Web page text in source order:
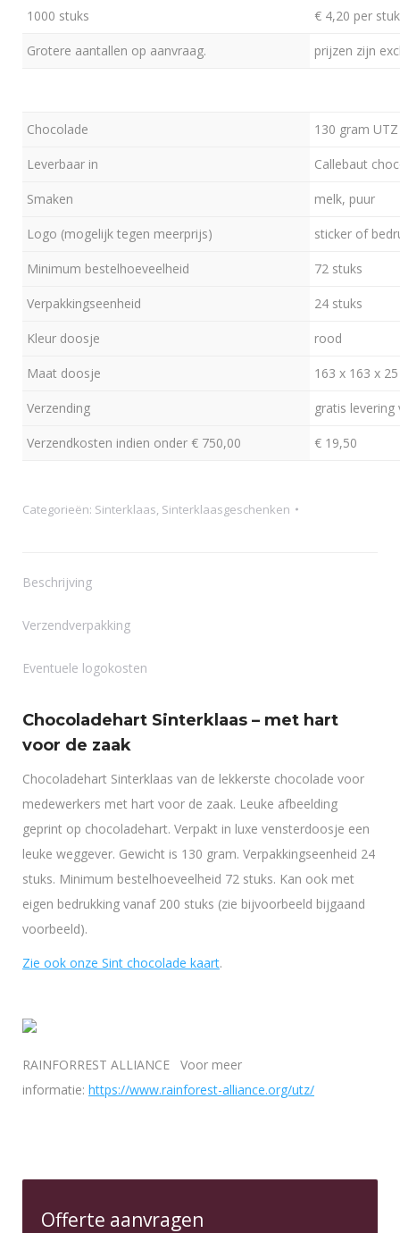
1000 stuks € 4,20 per stuk
Grotere aantallen op aanvraag. prijzen zijn
Chocolade 130 gram
Leverbaar in Callebaut
Smaken melk, puur
Logo (mogelijk tegen meerprijs) sticker of
Minimum bestelhoeveelheid 72 stuks
Verpakkingseenheid 24 stuks
Kleur doosje rood
Maat doosje 163 x 163 x
Verzending gratis
Verzendkosten indien onder € 750,00 € 19,50
Categorieën: Sinterklaas, Sinterklaasgeschenken
Beschrijving
Verzendverpakking
Eventuele logokosten
Chocoladehart Sinterklaas – met hart
voor de zaak
Chocoladehart Sinterklaas van de lekkerste chocolade voor
medewerkers met hart voor de zaak. Leuke afbeelding
geprint op chocoladehart. Verpakt in luxe vensterdoosje een
leuke weggever. Gewicht is 130 gram. Verpakkingseenheid 24
stuks. Minimum bestelhoeveelheid 72 stuks. Kan ook met
eigen bedrukking vanaf 200 stuks (zie bijvoorbeeld bijgaand
voorbeeld).
Zie ook onze Sint chocolade kaart.
RAINFORREST ALLIANCE Voor meer
informatie: https://www.rainforest-alliance.org/utz/
Offerte aanvragen